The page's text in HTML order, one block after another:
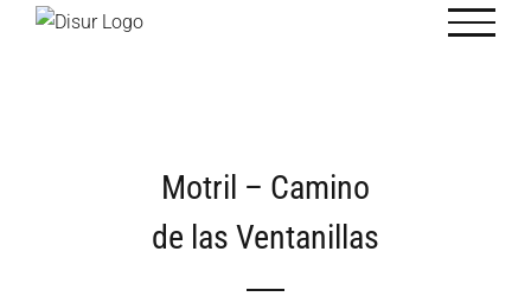
Saltar
Motril – Camino
de las Ventanillas